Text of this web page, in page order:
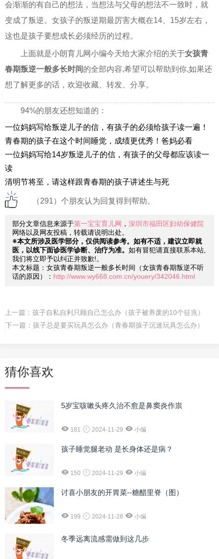
会渐渐的有自己的想法，当想法与父母的想法不一致时，就
变成了叛逆。女孩子的叛逆期最厉害大概在14、15岁左右，
这也是孩子要想成长必须经历的过程。
上面就是小朗育儿网小编今天给大家介绍的关于女孩青
春期叛逆一般多长时间 的全部内容,希望可以帮助到你,如果还
想了解更多的话，欢迎收藏、转发、分享。
94%的朋友还想知道的：
一位妈妈写给叛逆儿子的信，有孩子的必须给孩子读一遍！
青春期的孩子在这个时间睡觉，成绩更优秀！爸妈必看
一位妈妈写给14岁叛逆儿子的信，有孩子的父母都应该读一
读
清明节将至，请这样跟青春期的孩子讲述生与死
（291）个朋友认为回复得到帮助。
部分文章信息来源于第一宝宝育儿网 ， 深圳市福田区妇幼保健院
网络以及网友投稿，转载请说明出处。
※本文所涉及医学部分，仅供阅读参考。如有不适，建议立即就
医，以线下面诊医学诊断、治疗为准。 如有冒犯请直接联系本站,
我们将立即予以纠正并致歉!。
本文标题：女孩青春期叛逆一般多长时间（女孩青春期叛逆不听
话的原因）： http://www.wy668.com.cn/youery/342046.html
上一篇： 孩子自私自利只顾自己怎么办（孩子被养废的10个征兆）
下一篇： 孩子总是要买玩具怎么办（青春期孩子沉迷玩具怎么办）
猜你喜欢
5岁宝咳嗽头疼久治不愈是鼻窦炎作祟
181 2024-11-29 小编
孩子睡觉腿老动 是长身体还是病？
150 2024-11-29 小编
讨喜小朋友的开胃菜--糖醋里脊（图）
199 2024-11-28 小编
冬季远离流感需做到这几步